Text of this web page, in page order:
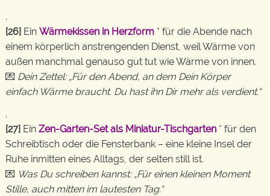
.
[26] Ein Wärmekissen in Herzform * für die Abende nach
einem körperlich anstrengenden Dienst, weil Wärme von
außen manchmal genauso gut tut wie Wärme von innen.
💌 Dein Zettel: „Für den Abend, an dem Dein Körper
einfach Wärme braucht. Du hast ihn Dir mehr als verdient.“
.
[27] Ein Zen-Garten-Set als Miniatur-Tischgarten * für den
Schreibtisch oder die Fensterbank – eine kleine Insel der
Ruhe inmitten eines Alltags, der selten still ist.
💌 Was Du schreiben kannst: „Für einen kleinen Moment
Stille, auch mitten im lautesten Tag.“